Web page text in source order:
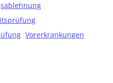
Vorerkrankungen